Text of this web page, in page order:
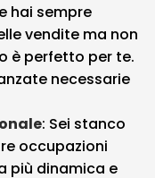
hai sempre
vendite ma non
è perfetto per te.
necessarie
: Sei stanco
occupazioni
più dinamica e